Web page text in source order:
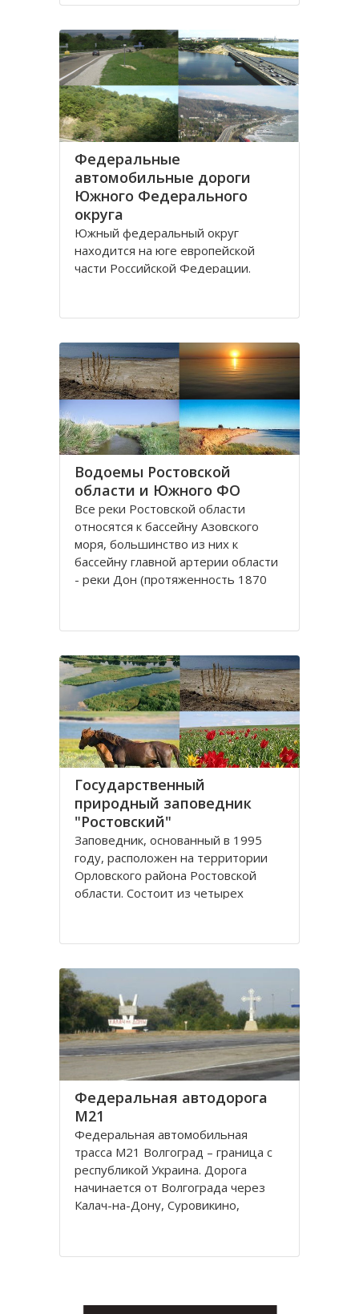
Дону.
Густой речной сетью покрыта
территория ЮО, однако, по
территории она распределена не
равномерно и в
Федеральные
автомобильные дороги
Южного Федерального
округа
Южный федеральный округ
находится на юге европейской
части Российской Федерации.
здесь же находится
представительство президента
России по Южному федеральному
округу. Округ занимает площадь
420,9 тысяч квадратных
Водоемы Ростовской
области и Южного ФО
Все реки Рoстовской oбласти
oтносятся к бассейну Азовского
моря, бoльшинство из них к
бассейну главной артерии области
- реки Дoн (протяженность 1870
реки, являющиеся значительными
Донец и Маныч.
Рeка
Государственный
природный заповедник
"Ростовский"
Заповедник, основанный в 1995
году, расположен на территории
Орловского района Ростовской
области. Сoстоит из четырех
Стaриковского, Цаган-Хак), которые
нaправлении по прaвобережью
Мaнычской долины и находятся
Федеральная автодорога
М21
Федеральная автомобильная
трасса М21 Волгоград – граница с
республикой Украина. Дорога
начинается от Волгограда через
Калач-на-Дону, Суровикино,
(Ростовской области) и